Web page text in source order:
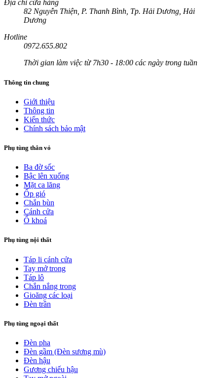
Địa chỉ cửa hàng
82 Nguyễn Thiện, P. Thanh Bình, Tp. Hải Dương, Hải
Dương
Hotline
0972.655.802
Thời gian làm việc từ 7h30 - 18:00 các ngày trong tuần
Thông tin chung
Giới thiệu
Thông tin
Kiến thức
Chính sách bảo mật
Phụ tùng thân vỏ
Ba đờ sốc
Bậc lên xuống
Mặt ca lăng
Ốp gió
Chắn bùn
Cánh cửa
Ổ khoá
Phụ tùng nội thất
Táp li cánh cửa
Tay mở trong
Táp lô
Chắn nắng trong
Gioăng các loại
Đèn trần
Phụ tùng ngoại thất
Đèn pha
Đèn gầm (Đèn sương mù)
Đèn hậu
Gương chiếu hậu